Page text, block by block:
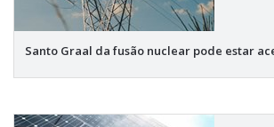
Santo Graal da fusão nuclear pode estar